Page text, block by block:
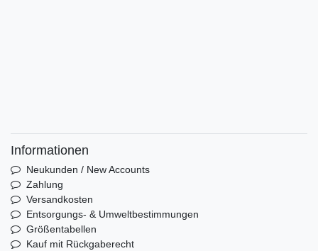
Informationen
Neukunden / New Accounts
Zahlung
Versandkosten
Entsorgungs- & Umweltbestimmungen
Größentabellen
Kauf mit Rückgaberecht